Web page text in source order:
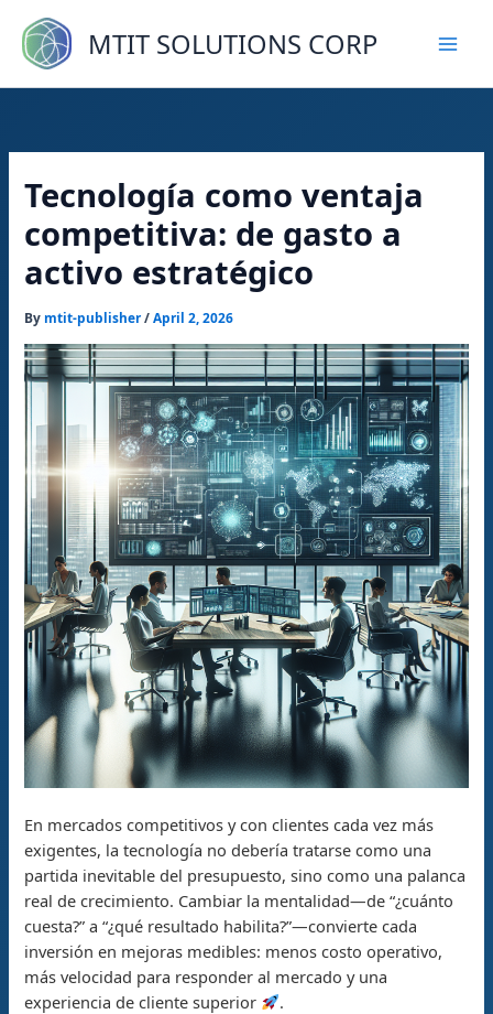
content
MTIT SOLUTIONS CORP
Tecnología como ventaja
competitiva: de gasto a
activo estratégico
By mtit-publisher/April 2, 2026
En mercados competitivos y con clientes cada vez más
exigentes, la tecnología no debería tratarse como una
partida inevitable del presupuesto, sino como una palanca
real de crecimiento. Cambiar la mentalidad—de “¿cuánto
cuesta?” a “¿qué resultado habilita?”—convierte cada
inversión en mejoras medibles: menos costo operativo,
más velocidad para responder al mercado y una
experiencia de cliente superior
.